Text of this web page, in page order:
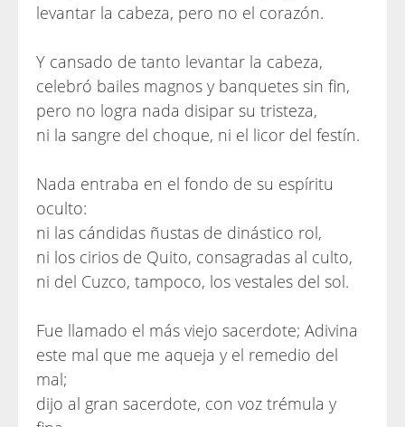
levantar la cabeza, pero no el corazón.
Y cansado de tanto levantar la cabeza,
celebró bailes magnos y banquetes sin fin,
pero no logra nada disipar su tristeza,
ni la sangre del choque, ni el licor del festín.
Nada entraba en el fondo de su espíritu
oculto:
ni las cándidas ñustas de dinástico rol,
ni los cirios de Quito, consagradas al culto,
ni del Cuzco, tampoco, los vestales del sol.
Fue llamado el más viejo sacerdote; Adivina
este mal que me aqueja y el remedio del
mal;
dijo al gran sacerdote, con voz trémula y